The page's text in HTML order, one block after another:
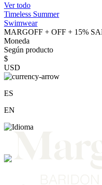
Ver todo
Timeless Summer
Swimwear
MARGOFF + OFF + 15%
Moneda
Según producto
$
USD
ES
EN